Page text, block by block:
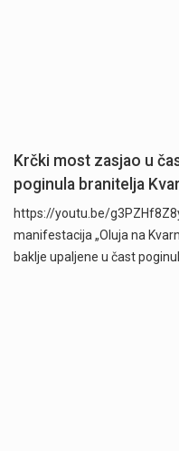
Krčki most zasjao u
poginula branitelja
https://youtu.be/
manifestacija „Oluja na
baklje upaljene u čast